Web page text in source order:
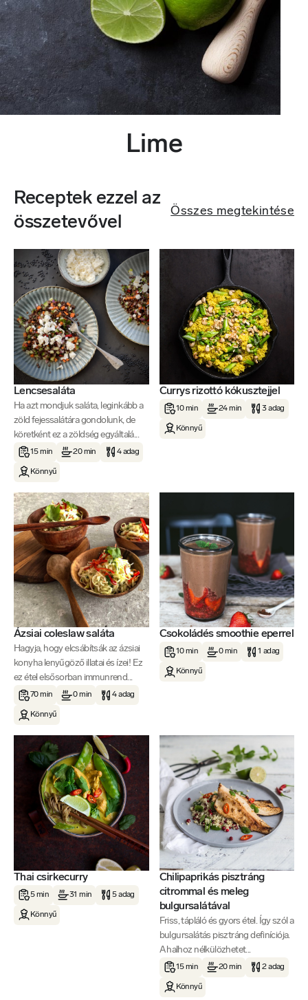
Lime
Receptek ezzel az
összetevővel
Összes megtekintése
Lencsesaláta
Ha azt mondjuk saláta, leginkább a
zöld fejessalátára gondolunk, de
köretként ez a zöldség egyáltalá...
15 min 20 min 4 adag
Könnyű
Currys rizottó kókusztejjel
10 min 24 min 3 adag
Könnyű
Ázsiai coleslaw saláta
Hagyja, hogy elcsábítsák az ázsiai
konyha lenyűgöző illatai és ízei! Ez
ez étel elsősorban immunrend...
70 min 0 min 4 adag
Könnyű
Csokoládés smoothie eperrel
10 min 0 min 1 adag
Könnyű
Thai csirkecurry
5 min 31 min 5 adag
Könnyű
Chilipaprikás pisztráng
citrommal és meleg
bulgursalátával
Friss, tápláló és gyors étel. Így szól a
bulgursalátás pisztráng definíciója.
A halhoz nélkülözhetet...
15 min 20 min 2 adag
Könnyű